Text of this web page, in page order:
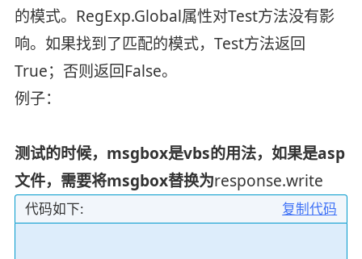
的模式。RegExp.Global属性对Test方法没有影
响。如果找到了匹配的模式，Test方法返回
True；否则返回False。
例子：
测试的时候，msgbox是vbs的用法，如果是asp
文件，需要将msgbox替换为response.write
复制代码
代码如下: